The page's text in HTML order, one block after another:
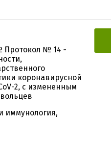
Протокол № 14 -
коронавирусной
2, с измененным
иммунология,